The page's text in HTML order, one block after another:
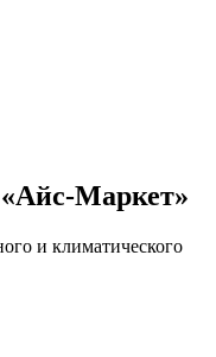
Маркет»
и климатического